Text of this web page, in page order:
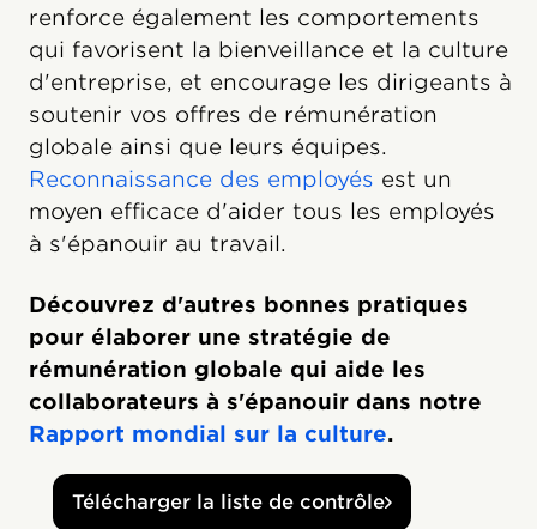
renforce également les comportements
qui favorisent la bienveillance et la culture
d'entreprise, et encourage les dirigeants à
soutenir vos offres de rémunération
globale ainsi que leurs équipes.
Reconnaissance des employés est un
moyen efficace d'aider tous les employés
à s'épanouir au travail.
Découvrez d'autres bonnes pratiques
pour élaborer une stratégie de
rémunération globale qui aide les
collaborateurs à s'épanouir dans notre
Rapport mondial sur la culture.
Télécharger la liste de contrôle